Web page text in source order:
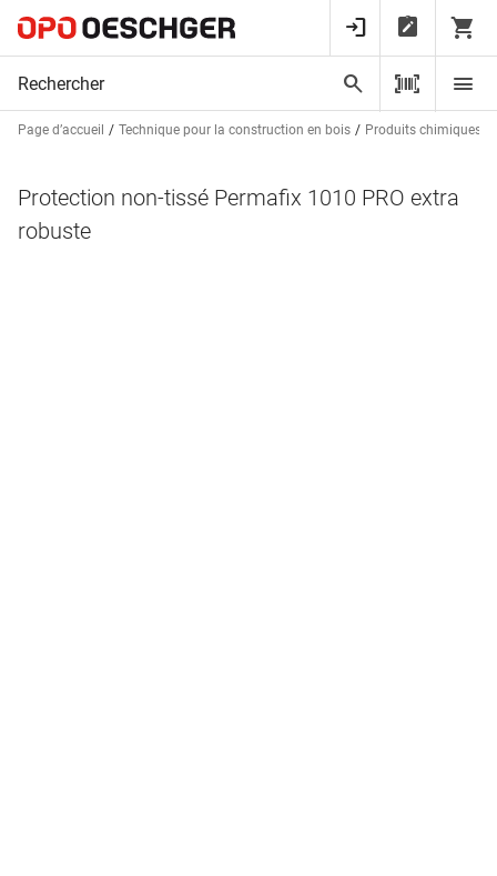
Page d’accueil Technique pour la construction en bois Produits chimiques
Protection non-tissé Permafix 1010 PRO extra
robuste